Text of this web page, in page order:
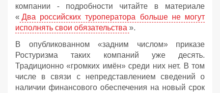
компании - подробности читайте в материале
« Два российских туроператора больше не могут
исполнять свои обязательства ».
В опубликованном «задним числом» приказе
Ростуризма таких компаний уже десять.
Традиционно «громких имён» среди них нет. В том
числе в связи с непредставлением сведений о
наличии финансового обеспечения на новый срок